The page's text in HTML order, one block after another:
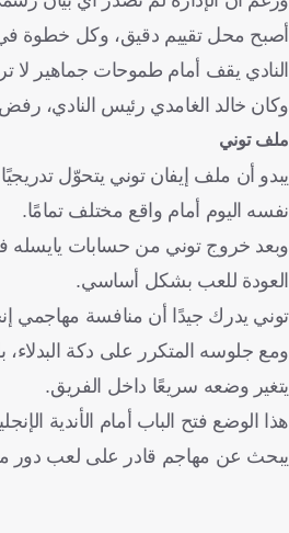
أصبح محل تقييم دقيق، وكل خطوة في
النادي يقف أمام طموحات جماهير
وكان خالد الغامدي رئيس النادي،
ملف توني
يبدو أن ملف إيفان توني يتحوّل
نفسه اليوم أمام واقع مختلف تمامًا.
وبعد خروج توني من حسابات يايسله
العودة للعب بشكل أساسي.
ومع جلوسه المتكرر على دكة
يتغير وضعه سريعًا داخل الفريق.
هذا الوضع فتح الباب أمام الأندية
يبحث عن مهاجم قادر على لعب دور